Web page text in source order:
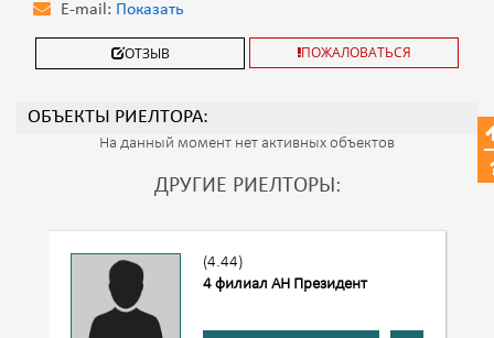
E-mail: Показать
ОТЗЫВ ПОЖАЛОВАТЬСЯ
ОБЪЕКТЫ РИЕЛТОРА:
На данный момент нет активных объектов
ДРУГИЕ РИЕЛТОРЫ:
(4.44)
4 филиал АН Президент